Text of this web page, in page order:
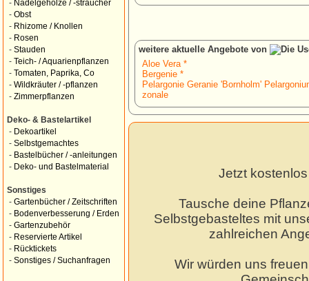
- Nadelgehölze / -sträucher
- Obst
- Rhizome / Knollen
- Rosen
- Stauden
- Teich- / Aquarienpflanzen
- Tomaten, Paprika, Co
- Wildkräuter / -pflanzen
- Zimmerpflanzen
Deko- & Bastelartikel
- Dekoartikel
- Selbstgemachtes
- Bastelbücher / -anleitungen
- Deko- und Bastelmaterial
Sonstiges
- Gartenbücher / Zeitschriften
- Bodenverbesserung / Erden
- Gartenzubehör
- Reservierte Artikel
- Rücktickets
- Sonstiges / Suchanfragen
weitere aktuelle Angebote von
Aloe Vera *
Bergenie *
Pelargonie Geranie 'Bornholm'
zonale
Jetzt
Tausche deine
Selbstgebasteltes mit
zahlreichen
Wir würden uns